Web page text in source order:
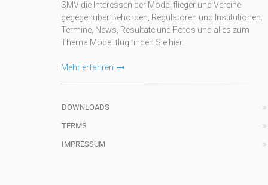
SMV die Interessen der Modellflieger und Vereine
gegegenüber Behörden, Regulatoren und Institutionen.
Termine, News, Resultate und Fotos und alles zum
Thema Modellflug finden Sie hier.
Mehr erfahren
DOWNLOADS
TERMS
IMPRESSUM